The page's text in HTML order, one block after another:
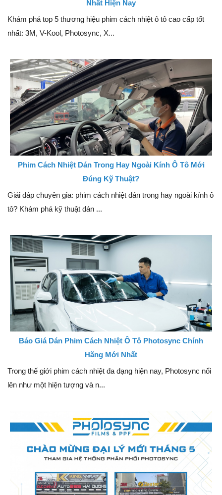
Nhất Hiện Nay
Khám phá top 5 thương hiệu phim cách nhiệt ô tô cao cấp tốt
nhất: 3M, V-Kool, Photosync, X...
Phim Cách Nhiệt Dán Trong Hay Ngoài Kính Ô Tô Mới
Đúng Kỹ Thuật?
Giải đáp chuyên gia: phim cách nhiệt dán trong hay ngoài kính ô
tô? Khám phá kỹ thuật dán ...
Báo Giá Dán Phim Cách Nhiệt Ô Tô Photosync Chính
Hãng Mới Nhất
Trong thế giới phim cách nhiệt đa dạng hiện nay, Photosync nổi
lên như một hiện tượng và n...